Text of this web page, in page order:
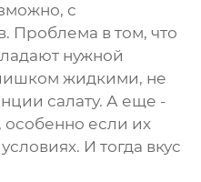
с
Проблема в том, что
нужной
жидкими, не
салату. А еще -
особенно если их
И тогда вкус